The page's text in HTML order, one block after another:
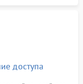
доступа